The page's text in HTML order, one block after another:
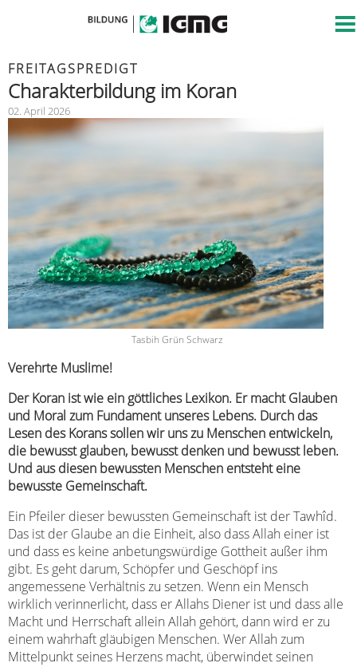
FREITAGSPREDIGT
Charakterbildung im Koran
02. April 2026
Tasbih Grün Schwarz
Verehrte Muslime!
Der Koran ist wie ein göttliches Lexikon. Er macht Glauben
und Moral zum Fundament unseres Lebens. Durch das
Lesen des Korans sollen wir uns zu Menschen entwickeln,
die bewusst glauben, bewusst denken und bewusst leben.
Und aus diesen bewussten Menschen entsteht eine
bewusste Gemeinschaft.
Ein Pfeiler dieser bewussten Gemeinschaft ist der Tawhîd.
Das ist der Glaube an die Einheit, also dass Allah einer ist
und dass es keine anbetungswürdige Gottheit außer ihm
gibt. Es geht darum, Schöpfer und Geschöpf ins
angemessene Verhältnis zu setzen. Wenn ein Mensch
wirklich verinnerlicht, dass er Allahs Diener ist und dass alle
Macht und Herrschaft allein Allah gehört, dann wird er zu
einem wahrhaft gläubigen Menschen. Wer Allah zum
Mittelpunkt seines Herzens macht, überwindet seinen